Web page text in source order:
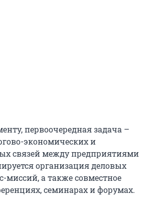
первоочередная задача –
экономических и
связей между предприятиями
организация деловых
миссий, а также совместное
семинарах и форумах.